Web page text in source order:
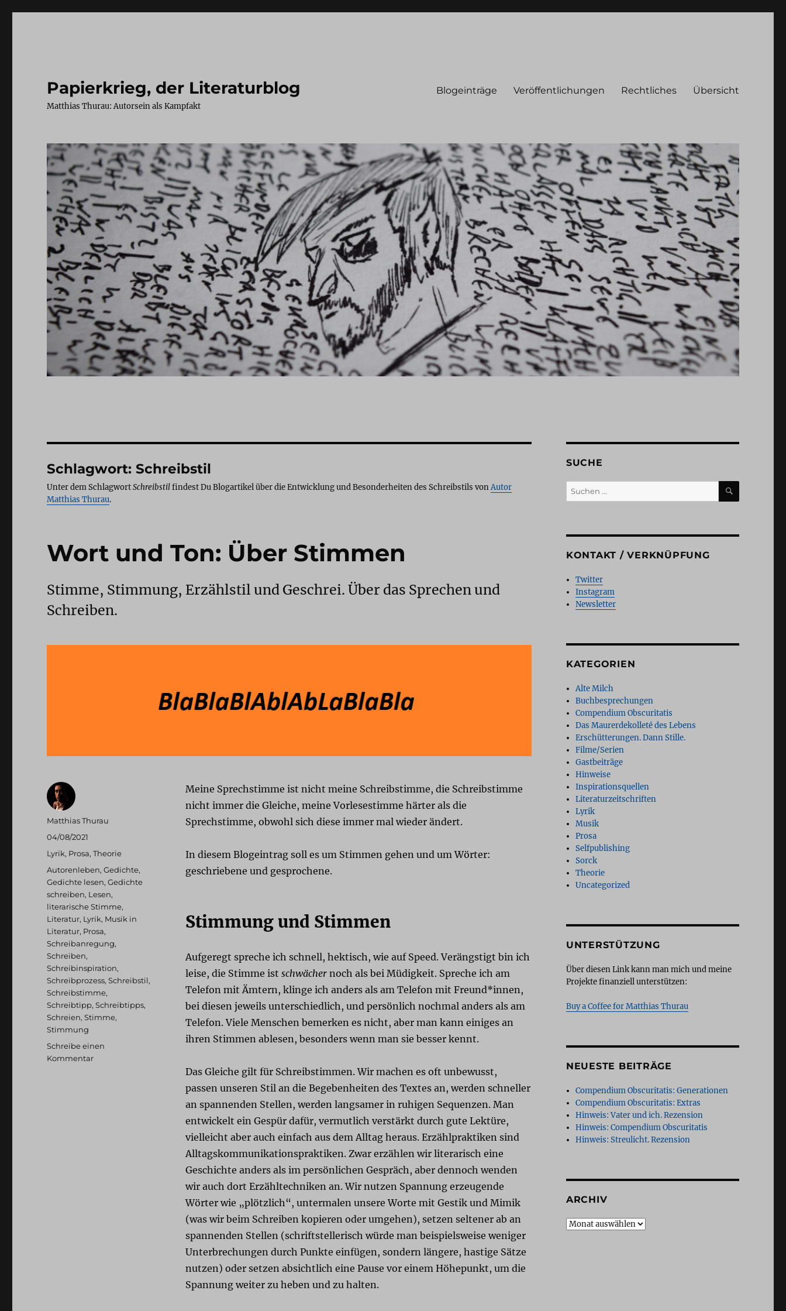
Papierkrieg, der Literaturblog
Matthias Thurau: Autorsein als Kampfakt
Blogeinträge Veröffentlichungen Rechtliches Übersicht
Schlagwort:Schreibstil
Unter dem SchlagwortSchreibstilfindest Du Blogartikel über die Entwicklung und Besonderheiten des Schreibstils vonAutor
Matthias Thurau.
Wort und Ton: Über Stimmen
Stimme, Stimmung, Erzählstil und Geschrei. Über das Sprechen und
Schreiben.
Meine Sprechstimme ist nicht meine Schreibstimme, die Schreibstimme
nicht immer die Gleiche, meine Vorlesestimme härter als die
Sprechstimme, obwohl sich diese immer mal wieder ändert.
In diesem Blogeintrag soll es um Stimmen gehen und um Wörter:
geschriebene und gesprochene.
Stimmung und Stimmen
Aufgeregt spreche ich schnell, hektisch, wie auf Speed. Verängstigt bin ich
leise, die Stimme ist schwächernoch als bei Müdigkeit. Spreche ich am
Telefon mit Ämtern, klinge ich anders als am Telefon mit Freund*innen,
bei diesen jeweils unterschiedlich, und persönlich nochmal anders als am
Telefon. Viele Menschen bemerken es nicht, aber man kann einiges an
ihren Stimmen ablesen, besonders wenn man sie besser kennt.
Das Gleiche gilt für Schreibstimmen. Wir machen es oft unbewusst,
passen unseren Stil an die Begebenheiten des Textes an, werden schneller
an spannenden Stellen, werden langsamer in ruhigen Sequenzen. Man
entwickelt ein Gespür dafür, vermutlich verstärkt durch gute Lektüre,
vielleicht aber auch einfach aus dem Alltag heraus. Erzählpraktiken sind
Alltagskommunikationspraktiken. Zwar erzählen wir literarisch eine
Geschichte anders als im persönlichen Gespräch, aber dennoch wenden
wir auch dort Erzähltechniken an. Wir nutzen Spannung erzeugende
Wörter wie „plötzlich“, untermalen unsere Worte mit Gestik und Mimik
(was wir beim Schreiben kopieren oder umgehen), setzen seltener ab an
spannenden Stellen (schriftstellerisch würde man beispielsweise weniger
Unterbrechungen durch Punkte einfügen, sondern längere, hastige Sätze
nutzen) oder setzen absichtlich eine Pause vor einem Höhepunkt, um die
Spannung weiter zu heben und zu halten.
Autor
Matthias Thurau
Veröffentlicht
am
04/08/2021
Kategorien
Lyrik, Prosa,Theorie
Schlagwörter
Autorenleben,Gedichte,
Gedichte lesen,Gedichte
schreiben, Lesen,
literarische Stimme,
Literatur, Lyrik, Musik in
Literatur, Prosa,
Schreibanregung,
Schreiben,
Schreibinspiration,
Schreibprozess,Schreibstil,
Schreibstimme,
Schreibtipp,Schreibtipps,
Schreien,Stimme,
Stimmung
Schreibe einen
Kommentarzu
SUCHE
Suchen
nach:
SUCHEN
KONTAKT / VERKNÜPFUNG
Twitter
Instagram
Newsletter
KATEGORIEN
Alte Milch
Buchbesprechungen
Compendium Obscuritatis
Das Maurerdekolleté des Lebens
Erschütterungen. Dann Stille.
Filme/Serien
Gastbeiträge
Hinweise
Inspirationsquellen
Literaturzeitschriften
Lyrik
Musik
Prosa
Selfpublishing
Sorck
Theorie
Uncategorized
UNTERSTÜTZUNG
Über diesen Link kann man mich und meine
Projekte finanziell unterstützen:
Buy a Coffee for Matthias Thurau
NEUESTE BEITRÄGE
Compendium Obscuritatis: Generationen
Compendium Obscuritatis: Extras
Hinweis: Vater und ich. Rezension
Hinweis: Compendium Obscuritatis
Hinweis: Streulicht. Rezension
ARCHIV
Archiv